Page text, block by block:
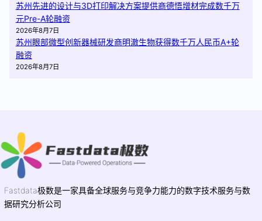
苏州先进的设计与3D打印解决方案提供商德悟增材完成数千万
元Pre-A轮融资
2026年8月7日
苏州眼部微型创新器械研发商明澈生物获得数千万人民币A+轮
融资
2026年8月7日
Fastdata极数是一家具备全球服务与竞争力能力的数字技术服务与数
据研究分析公司